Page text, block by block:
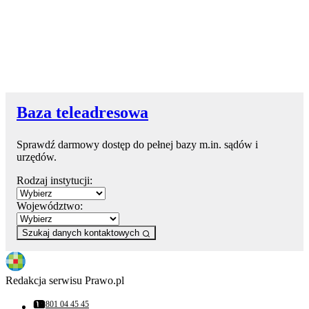
Baza teleadresowa
Sprawdź darmowy dostęp do pełnej bazy m.in. sądów i
urzędów.
Rodzaj instytucji:
Województwo:
Szukaj danych kontaktowych
Redakcja serwisu Prawo.pl
801 04 45 45